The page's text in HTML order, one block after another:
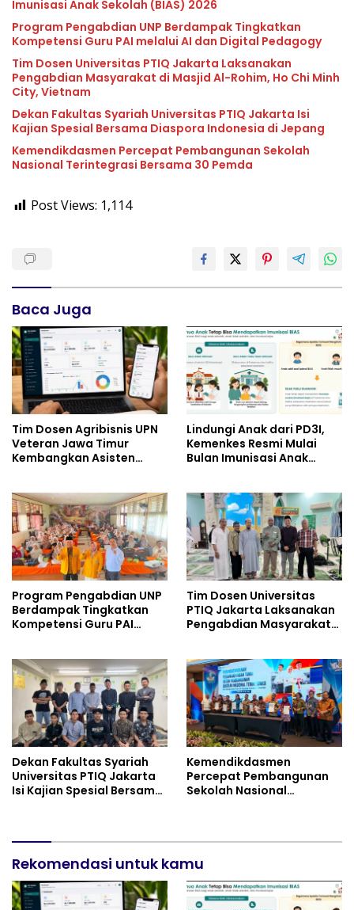
Imunisasi Anak Sekolah (BIAS) 2026
Program Pengabdian UNP Berdampak Tingkatkan
Kompetensi Guru PAI melalui AI dan Digital Pedagogy
Tim Dosen Universitas PTIQ Jakarta Laksanakan
Pengabdian Masyarakat di Masjid Al-Rohim, Ho Chi Minh
City, Vietnam
Dekan Fakultas Syariah Universitas PTIQ Jakarta Isi
Kajian Spesial Bersama Diaspora Indonesia di Jepang
Kemendikdasmen Percepat Pembangunan Sekolah
Nasional Terintegrasi Bersama 30 Pemda
Post Views: 1,114
Baca Juga
Tim Dosen Agribisnis UPN
Veteran Jawa Timur
Kembangkan Asisten
UMKM
Lindungi Anak dari PD3I,
Kemenkes Resmi Mulai
Bulan Imunisasi Anak
Program Pengabdian UNP
Berdampak Tingkatkan
Kompetensi Guru PAI
Tim Dosen Universitas
PTIQ Jakarta Laksanakan
Pengabdian Masyarakat
Dekan Fakultas Syariah
Universitas PTIQ Jakarta
Isi Kajian Spesial Bersama
Kemendikdasmen
Percepat Pembangunan
Sekolah Nasional
Rekomendasi untuk kamu